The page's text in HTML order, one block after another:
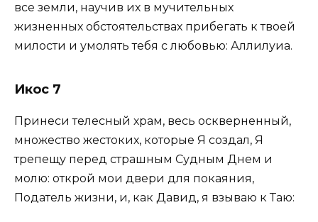
все земли, научив их в мучительных
жизненных обстоятельствах прибегать к твоей
милости и умолять тебя с любовью: Аллилуиа.
Икос 7
Принеси телесный храм, весь оскверненный,
множество жестоких, которые Я создал, Я
трепещу перед страшным Судным Днем и
молю: открой мои двери для покаяния,
Податель жизни, и, как Давид, я взываю к Таю: